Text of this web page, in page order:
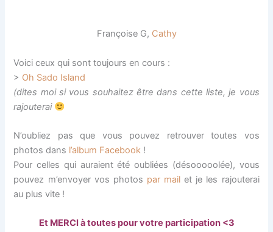
Françoise G, Cathy
Voici ceux qui sont toujours en cours :
> Oh Sado Island
(dites moi si vous souhaitez être dans cette liste, je vous
rajouterai
N’oubliez pas que vous pouvez retrouver toutes vos
photos dans l’album Facebook !
Pour celles qui auraient été oubliées (désooooolée), vous
pouvez m’envoyer vos photos par mailet je les rajouterai
au plus vite !
Et MERCI à toutes pour votre participation <3